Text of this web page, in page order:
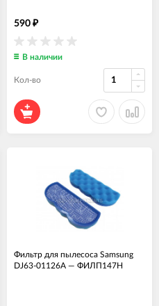
590 ₽
В наличии
Кол-во
Фильтр для пылесоса Samsung
DJ63-01126A — ФИЛП147Н